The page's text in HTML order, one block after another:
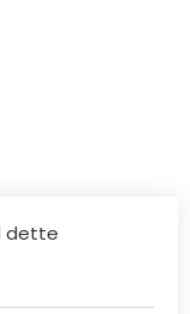
dette